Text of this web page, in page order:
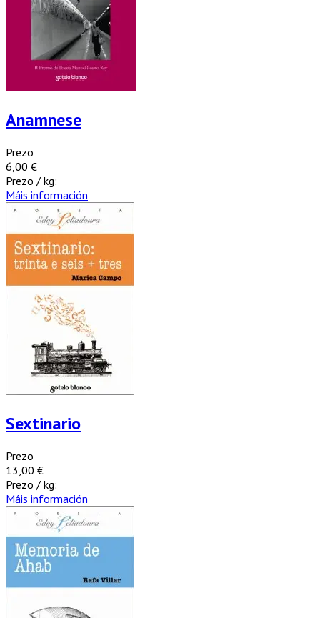
Anamnese
Prezo
6,00 €
Prezo / kg:
Máis información
Sextinario
Prezo
13,00 €
Prezo / kg:
Máis información